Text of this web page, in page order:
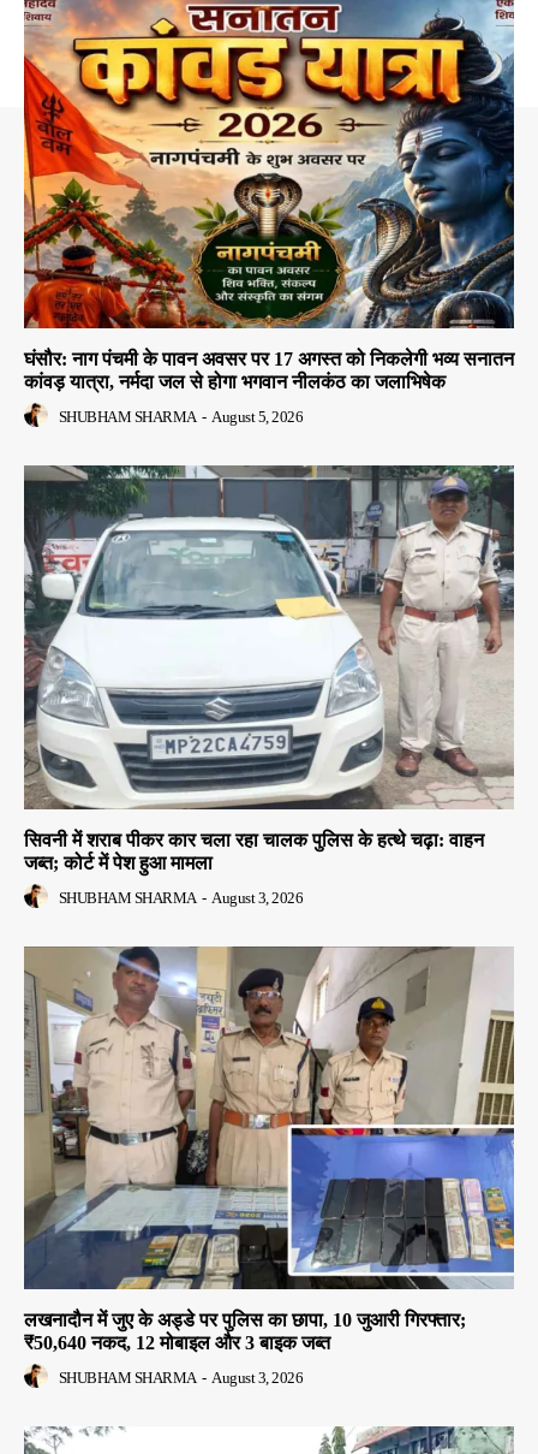
घंसौर: नाग पंचमी के पावन अवसर पर 17 अगस्त को निकलेगी भव्य सनातन
कांवड़ यात्रा, नर्मदा जल से होगा भगवान नीलकंठ का जलाभिषेक
SHUBHAM SHARMA - August 5, 2026
सिवनी में शराब पीकर कार चला रहा चालक पुलिस के हत्थे चढ़ा: वाहन
जब्त; कोर्ट में पेश हुआ मामला
SHUBHAM SHARMA - August 3, 2026
लखनादौन में जुए के अड्डे पर पुलिस का छापा, 10 जुआरी गिरफ्तार;
₹50,640 नकद, 12 मोबाइल और 3 बाइक जब्त
SHUBHAM SHARMA - August 3, 2026